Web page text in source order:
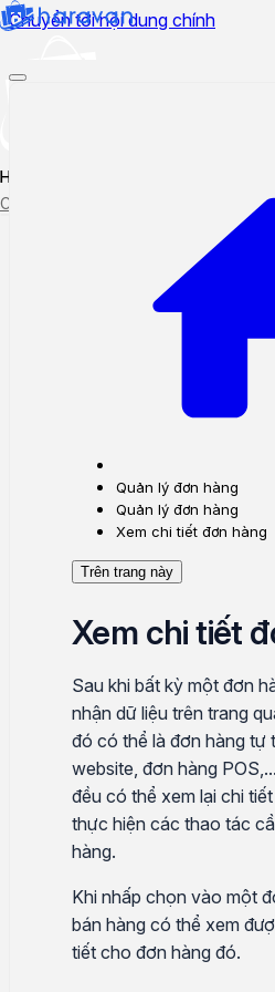
Chuyển tới nội dung chính
Hướng dẫn sử dụng
Cập nhật tính năng mới
Quản lý đơn hàng
Quản lý đơn hàng
Xem chi tiết đơn hàng
Trên trang này
Xem chi tiết
Sau khi bất kỳ một đơn
nhận dữ liệu trên trang
đó có thể là đơn hàng tự
website, đơn hàng
đều có thể xem lại chi
thực hiện các thao tác
hàng.
Khi nhấp chọn vào một
bán hàng có thể xem
tiết cho đơn hàng đó.